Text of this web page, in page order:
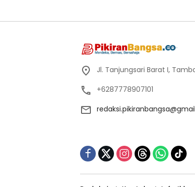
Jl. Tanjungsari Barat I,
+6287778907101